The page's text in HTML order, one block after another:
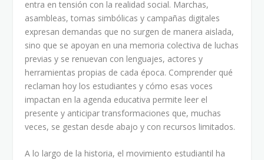
entra en tensión con la realidad social. Marchas,
asambleas, tomas simbólicas y campañas digitales
expresan demandas que no surgen de manera aislada,
sino que se apoyan en una memoria colectiva de luchas
previas y se renuevan con lenguajes, actores y
herramientas propias de cada época. Comprender qué
reclaman hoy los estudiantes y cómo esas voces
impactan en la agenda educativa permite leer el
presente y anticipar transformaciones que, muchas
veces, se gestan desde abajo y con recursos limitados.
A lo largo de la historia, el movimiento estudiantil ha